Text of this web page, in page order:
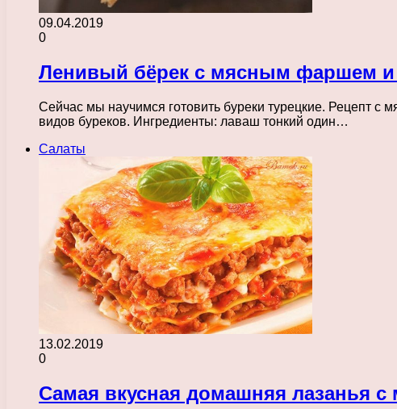
09.04.2019
0
Ленивый бёрек с мясным фаршем
Сейчас мы научимся готовить буреки турецкие. Рецепт
видов буреков. Ингредиенты: лаваш тонкий один…
Салаты
13.02.2019
0
Самая вкусная домашняя лазанья